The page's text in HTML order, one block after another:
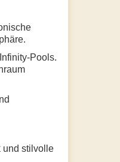
Pools.
und stilvolle